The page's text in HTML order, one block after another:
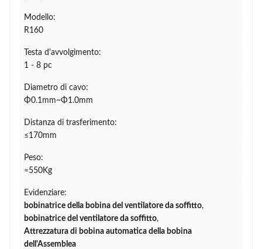
Modello:
R160
Testa d'avvolgimento:
1 - 8 pc
Diametro di cavo:
Φ0.1mm~Φ1.0mm
Distanza di trasferimento:
≤170mm
Peso:
≈550Kg
Evidenziare:
bobinatrice della bobina del ventilatore da soffitto,
bobinatrice del ventilatore da soffitto,
Attrezzatura di bobina automatica della bobina
dell'Assemblea